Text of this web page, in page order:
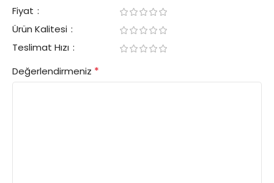
Fiyat
Ürün Kalitesi
Teslimat Hızı
Değerlendirmeniz *